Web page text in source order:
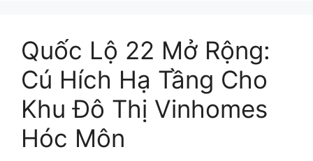
Quốc Lộ 22 Mở Rộng:
Cú Hích Hạ Tầng Cho
Khu Đô Thị Vinhomes
Hóc Môn